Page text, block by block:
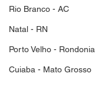
Rio Branco - AC
Natal - RN
Porto Velho - Rondonia
Cuiaba - Mato Grosso